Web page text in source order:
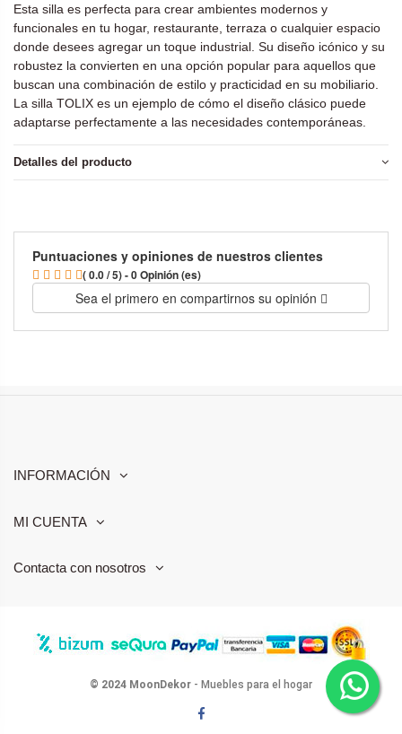
Esta silla es perfecta para crear ambientes modernos y
funcionales en tu hogar, restaurante, terraza o cualquier espacio
donde desees agregar un toque industrial. Su diseño icónico y su
robustez la convierten en una opción popular para aquellos que
buscan una combinación de estilo y practicidad en su mobiliario.
La silla TOLIX es un ejemplo de cómo el diseño clásico puede
adaptarse perfectamente a las necesidades contemporáneas.
Detalles del producto
Puntuaciones y opiniones de nuestros clientes
( 0.0 / 5) - 0 Opinión (es)
Sea el primero en compartirnos su opinión
INFORMACIÓN
MI CUENTA
Contacta con nosotros
© 2024 MoonDekor - Muebles para el hogar